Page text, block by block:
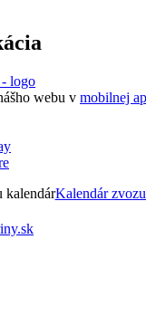
webu v mobilnej
Kalendár